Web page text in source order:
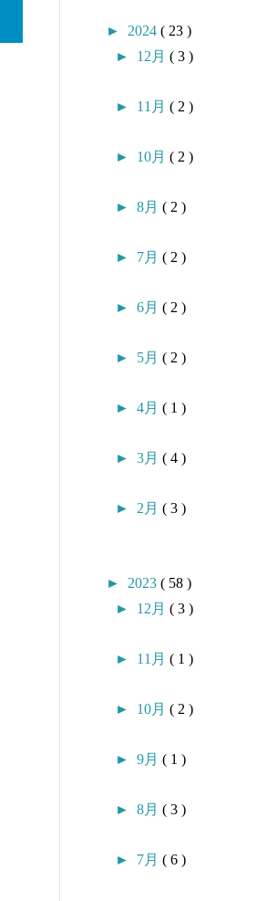
► 2024 ( 23 )
► 12月 ( 3 )
► 11月 ( 2 )
► 10月 ( 2 )
► 8月 ( 2 )
► 7月 ( 2 )
► 6月 ( 2 )
► 5月 ( 2 )
► 4月 ( 1 )
► 3月 ( 4 )
► 2月 ( 3 )
► 2023 ( 58 )
► 12月 ( 3 )
► 11月 ( 1 )
► 10月 ( 2 )
► 9月 ( 1 )
► 8月 ( 3 )
► 7月 ( 6 )